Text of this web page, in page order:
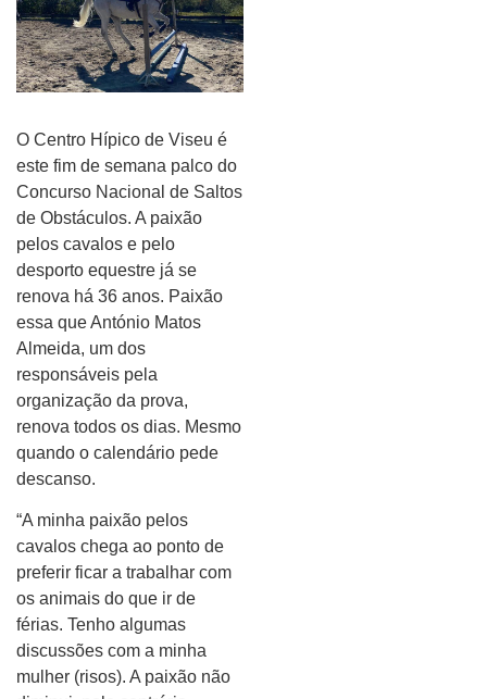
O Centro Hípico de Viseu é
este fim de semana palco do
Concurso Nacional de Saltos
de Obstáculos. A paixão
pelos cavalos e pelo
desporto equestre já se
renova há 36 anos. Paixão
essa que António Matos
Almeida, um dos
responsáveis pela
organização da prova,
renova todos os dias. Mesmo
quando o calendário pede
descanso.
“A minha paixão pelos
cavalos chega ao ponto de
preferir ficar a trabalhar com
os animais do que ir de
férias. Tenho algumas
discussões com a minha
mulher (risos). A paixão não